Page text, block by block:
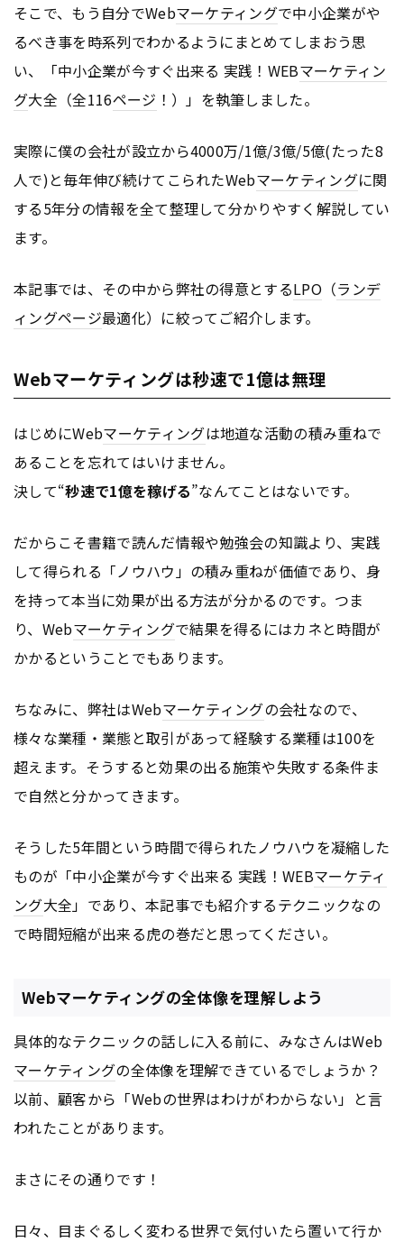
そこで、もう自分でWebマーケティングで中小企業がや
るべき事を時系列でわかるようにまとめてしまおう思
い、「中小企業が今すぐ出来る 実践！WEBマーケティン
グ大全（全116ページ ！）」を執筆しました。
実際に僕の会社が設立から4000万/1億/3億/5億(たった8
人で)と毎年伸び続けてこられたWebマーケティングに関
する5年分の情報を全て整理して分かりやすく解説してい
ます。
本記事では、その中から弊社の得意とするLPO （ランデ
ィングページ最適化）に絞ってご紹介します。
Webマーケティングは秒速で1億は無理
はじめにWebマーケティングは地道な活動の積み重ねで
あることを忘れてはいけません。
決して“秒速で1億を稼げる”なんてことはないです。
だからこそ書籍で読んだ情報や勉強会の知識より、実践
して得られる「ノウハウ」の積み重ねが価値であり、身
を持って本当に効果が出る方法が分かるのです。つま
り、Webマーケティングで結果を得るにはカネと時間が
かかるということでもあります。
ちなみに、弊社はWebマーケティングの会社なので、
様々な業種・業態と取引があって経験する業種は100を
超えます。そうすると効果の出る施策や失敗する条件ま
で自然と分かってきます。
そうした5年間という時間で得られたノウハウを凝縮した
ものが「中小企業が今すぐ出来る 実践！WEBマーケティ
ング大全」であり、本記事でも紹介するテクニックなの
で時間短縮が出来る虎の巻だと思ってください。
Webマーケティングの全体像を理解しよう
具体的なテクニックの話しに入る前に、みなさんはWeb
マーケティングの全体像を理解できているでしょうか？
以前、顧客から「Webの世界はわけがわからない」と言
われたことがあります。
まさにその通りです！
日々、目まぐるしく変わる世界で気付いたら置いて行か